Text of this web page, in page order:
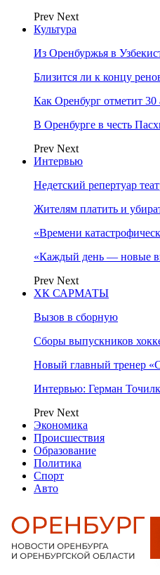
Prev Next
Культура
Из Оренбуржья в
Близится ли к концу
Как Оренбург отметит 30
В Оренбурге в честь
Prev Next
Интервью
Недетский репертуар
Жителям платить и
«Времени
«Каждый день — новые
Prev Next
ХК САРМАТЫ
Вызов в сборную
Сборы выпускников
Новый главный тренер
Интервью: Герман
Prev Next
Экономика
Происшествия
Образование
Политика
Спорт
Авто